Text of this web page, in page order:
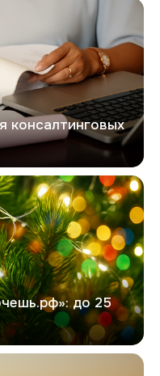
консалтинговых
до 25